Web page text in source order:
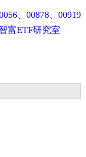
、00878、00919
富ETF研究室